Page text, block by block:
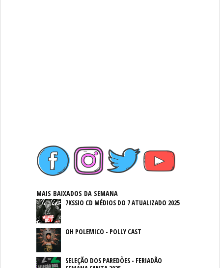
MAIS BAIXADOS DA SEMANA
7KSSIO CD MÉDIOS DO 7 ATUALIZADO 2025
OH POLEMICO - POLLY CAST
SELEÇÃO DOS PAREDÕES - FERIADÃO